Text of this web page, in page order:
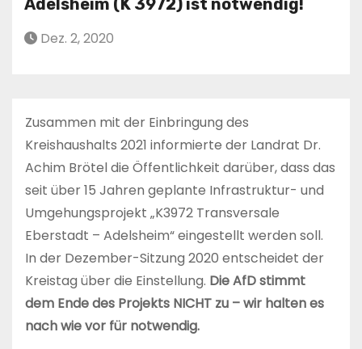
Adelsheim (K 3972) ist notwendig!
Dez. 2, 2020
Zusammen mit der Einbringung des
Kreishaushalts 2021 informierte der Landrat Dr.
Achim Brötel die Öffentlichkeit darüber, dass das
seit über 15 Jahren geplante Infrastruktur- und
Umgehungsprojekt „K3972 Transversale
Eberstadt – Adelsheim“ eingestellt werden soll.
In der Dezember-Sitzung 2020 entscheidet der
Kreistag über die Einstellung. Die AfD stimmt
dem Ende des Projekts NICHT zu – wir halten es
nach wie vor für notwendig.